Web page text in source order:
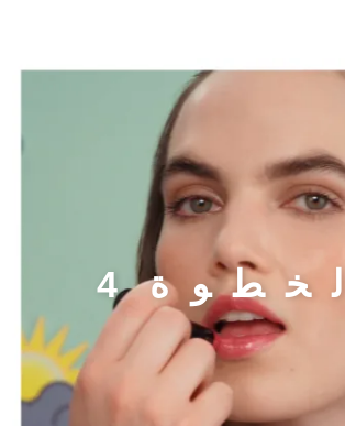
لخطو ة 4